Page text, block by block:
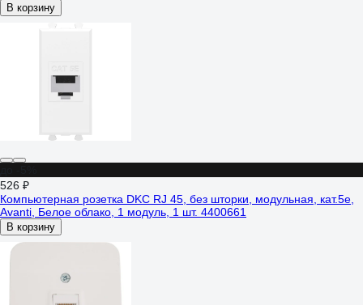
В корзину
526 ₽
Компьютерная розетка DKC RJ 45, без шторки, модульная, кат.5е,
Avanti, Белое облако, 1 модуль, 1 шт. 4400661
В корзину